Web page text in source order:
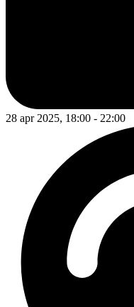
28 apr 2025, 18:00 - 22:00